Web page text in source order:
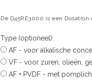
De D45RE3000 is een
Type (optioneel):
AF - voor alkalische
VF - voor zuren, olieën,
AF + PVDF - met